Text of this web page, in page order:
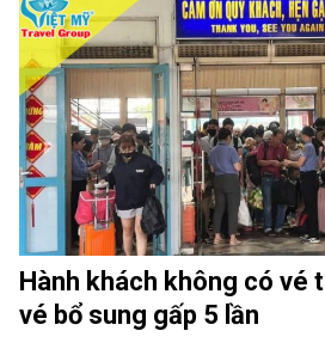
Hành khách không có vé
vé bổ sung gấp 5 lần